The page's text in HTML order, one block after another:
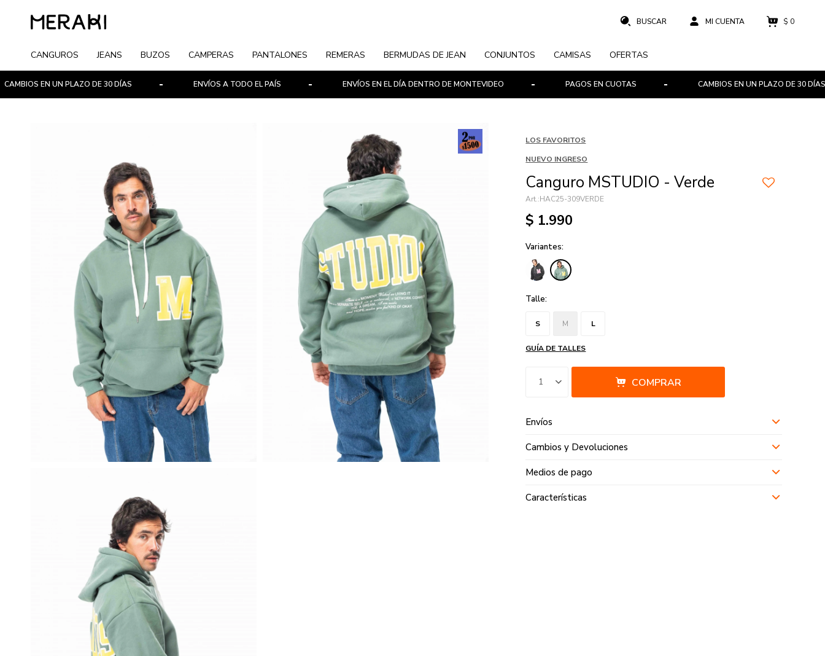
CANGUROS JEANS BUZOS CAMPERAS PANTALONES REMERAS BERMUDAS DE JEAN CONJUNTOS CAMISAS OFERTAS
$ 0
EN UN PLAZO DE 30 DÍAS ENVÍOS A TODO EL PAÍS ENVÍOS EN EL DÍA DENTRO DE MONTEVIDEO PAGOS EN CUOTAS CAMBIOS EN UN PLAZO DE 30 DÍAS
LOS FAVORITOS
NUEVO INGRESO
Canguro MSTUDIO - Verde
HAC25-309VERDE
$ 1.990
Variantes:
Talle:
S M L
GUÍA DE TALLES
1 COMPRAR
Envíos
Cambios y Devoluciones
Medios de pago
Características